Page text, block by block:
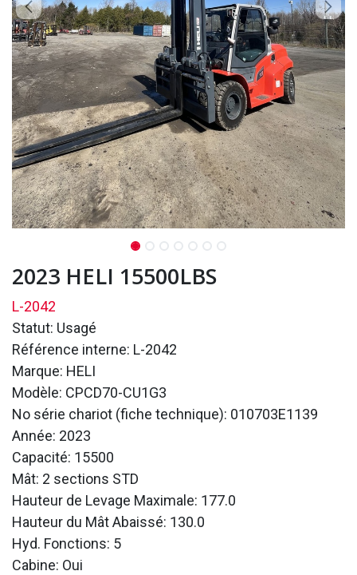
2023 HELI 15500LBS
L-2042
Statut: Usagé
Référence interne: L-2042
Marque: HELI
Modèle: CPCD70-CU1G3
No série chariot (fiche technique): 010703E1139
Année: 2023
Capacité: 15500
Mât: 2 sections STD
Hauteur de Levage Maximale: 177.0
Hauteur du Mât Abaissé: 130.0
Hyd. Fonctions: 5
Cabine: Oui